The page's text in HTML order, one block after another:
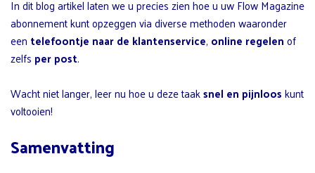
In dit blog artikel laten we u precies zien hoe u uw Flow Magazine
abonnement kunt opzeggen via diverse methoden waaronder
een telefoontje naar de klantenservice, online regelenof
zelfs per post.
Wacht niet langer, leer nu hoe u deze taaksnel en pijnlooskunt
voltooien!
Samenvatting